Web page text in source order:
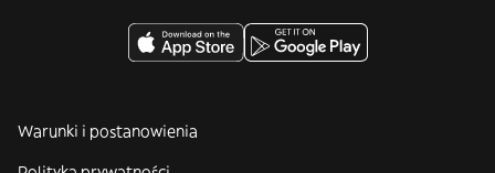
Warunki i postanowienia